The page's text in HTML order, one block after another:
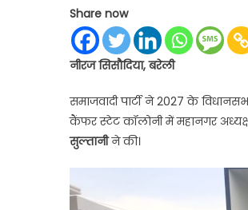
Share now
नीरज सिसौदिया, बरेली
समाजवादी पार्टी ने 2027 के
कैंफर स्टेट कॉलोनी में महानगर
सुल्तानीने की।